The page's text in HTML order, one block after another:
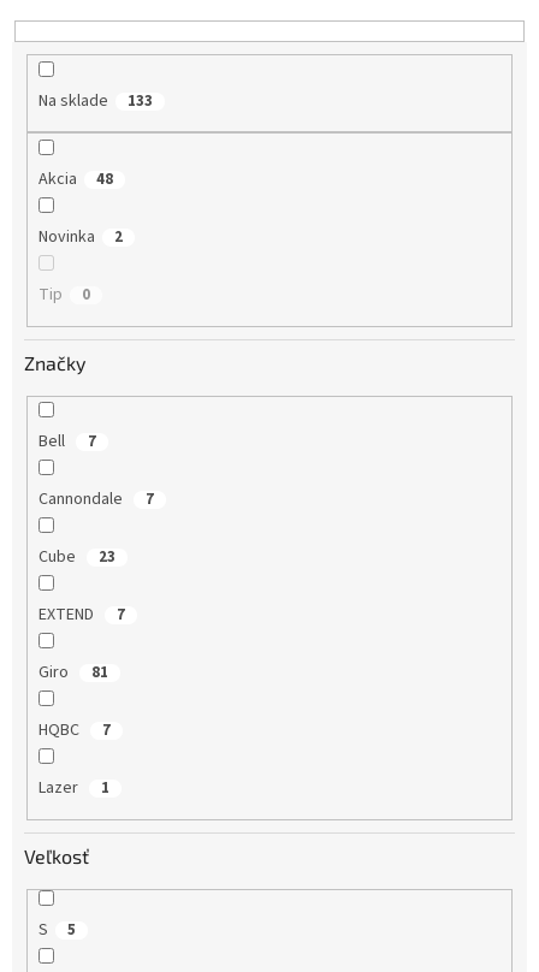
d
Na sklade 133
Akcia 48
Novinka 2
Tip 0
Značky
Bell 7
Cannondale 7
Cube 23
EXTEND 7
Giro 81
HQBC 7
Lazer 1
Veľkosť
S 5